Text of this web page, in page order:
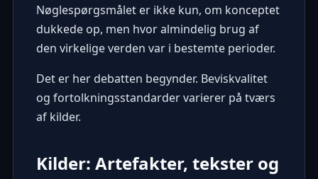
Nøglespørgsmålet er ikke kun, om konceptet
dukkede op, men hvor almindelig brug af
den virkelige verden var i bestemte perioder.
Det er her debatten begynder. Beviskvalitet
og fortolkningsstandarder varierer på tværs
af kilder.
Kilder: Artefakter, tekster og